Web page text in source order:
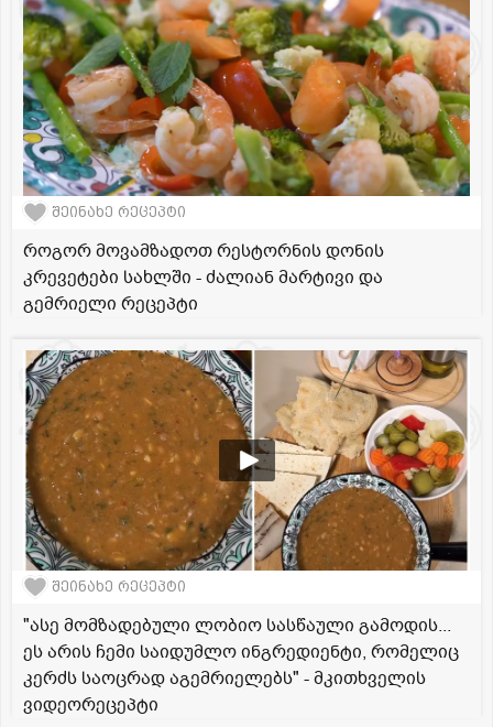
შეინახე რეცეპტი
როგორ მოვამზადოთ რესტორნის დონის
კრევეტები სახლში - ძალიან მარტივი და
გემრიელი რეცეპტი
შეინახე რეცეპტი
"ასე მომზადებული ლობიო სასწაული გამოდის...
ეს არის ჩემი საიდუმლო ინგრედიენტი, რომელიც
კერძს საოცრად აგემრიელებს" - მკითხველის
ვიდეორეცეპტი